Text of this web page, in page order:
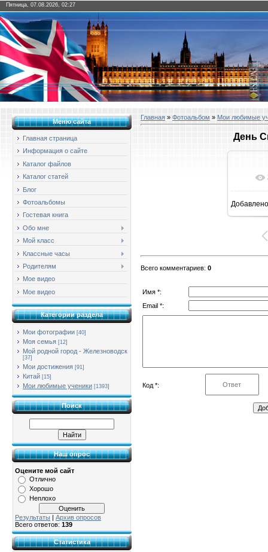
Пятница, 07.08.2026, 02:27
Меню сайта
Главная страница
Информация о сайте
Каталог файлов
Каталог статей
Блог
Фотоальбомы
Гостевая книга
Обо мне
Мой класс
Классные часы
Родителям
Мое видео
Мое видео
Категории раздела
Мои фотографии [40]
Моя семья [12]
Мой родной город - Железноводск
[37]
Мои достижения [91]
Китай [15]
Мои любимые ученики [1393]
Поиск
Наш опрос
Оцените мой сайт
Отлично
Хорошо
Неплохо
Результаты | Архив опросов
Всего ответов: 139
Статистика
Главная » Фотоальбом » Мои любимые
День
Добавлено
Всего комментариев: 0
Имя *:
Email *:
Код *: